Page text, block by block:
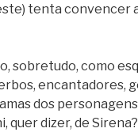
tenta convencer
sobretudo, como
encantadores,
dos
quer dizer, de Sirena?